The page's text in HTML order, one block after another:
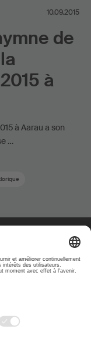
10.09.2015
de
à
à Aarau a son
…